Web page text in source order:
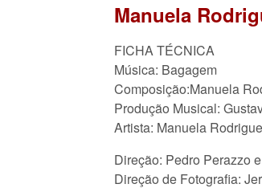
Manuela
FICHA TÉCNICA
Música: Bagagem
Composição:Manuela
Produção Musical:
Artista: Manuela
Direção: Pedro Perazzo
Direção de Fotografia: